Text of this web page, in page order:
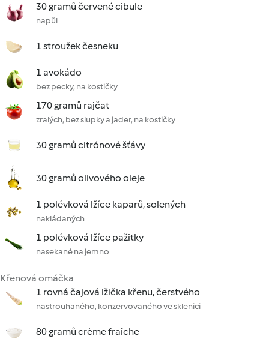
30 gramů červené cibule
napůl
1 stroužek česneku
1 avokádo
bez pecky, na kostičky
170 gramů rajčat
zralých, bez slupky a jader, na kostičky
30 gramů citrónové šťávy
30 gramů olivového oleje
1 polévková lžíce kaparů, solených
nakládaných
1 polévková lžíce pažitky
nasekané na jemno
Křenová omáčka
1 rovná čajová lžička křenu, čerstvého
nastrouhaného, konzervovaného ve sklenici
80 gramů crème fraîche